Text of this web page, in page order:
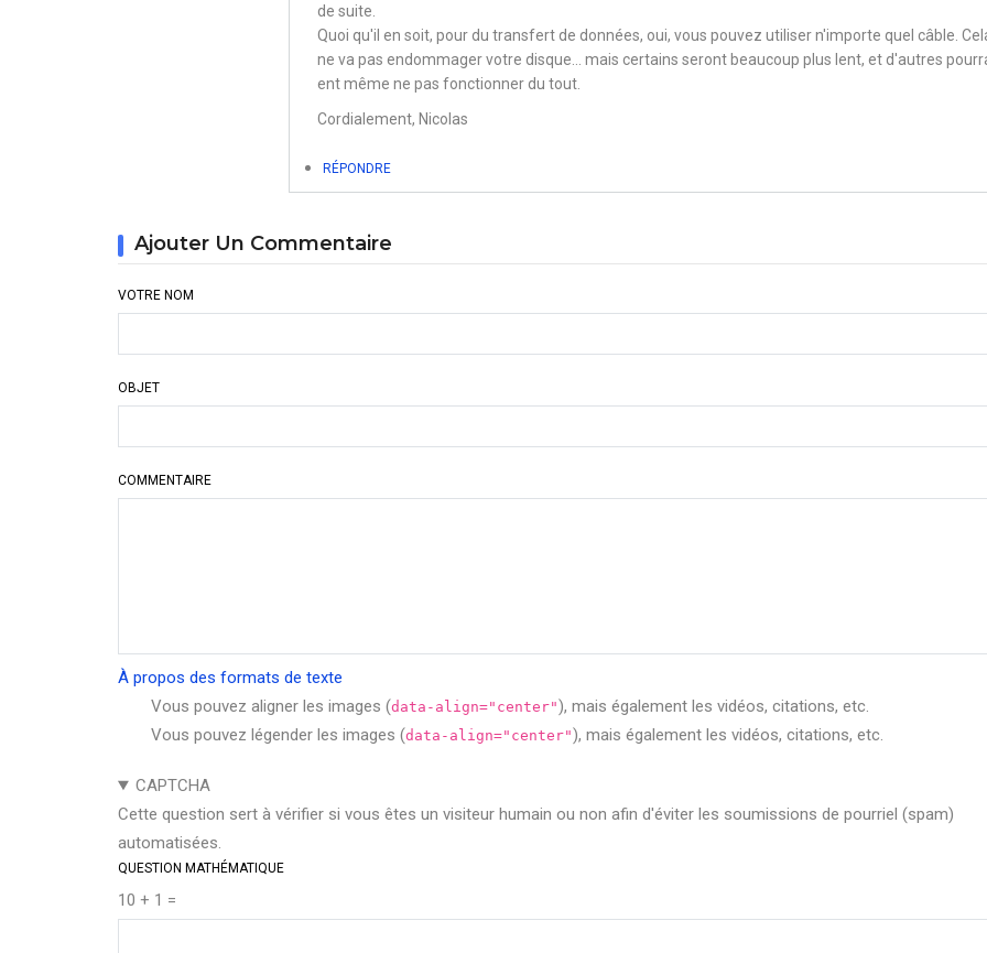
de suite.
Quoi qu'il en soit, pour du transfert de données, oui, vous pouvez utiliser n'importe quel câble.
ne va pas endommager votre disque... mais certains seront beaucoup plus lent, et d'autres
ent même ne pas fonctionner du tout.
Cordialement, Nicolas
RÉPONDRE
Ajouter Un Commentaire
VOTRE NOM
OBJET
COMMENTAIRE
À propos des formats de texte
Vous pouvez aligner les images (data-align="center"), mais également les vidéos, citations, etc.
Vous pouvez légender les images (data-align="center"), mais également les vidéos, citations, etc.
CAPTCHA
Cette question sert à vérifier si vous êtes un visiteur humain ou non afin d'éviter les soumissions de pourriel (spam)
automatisées.
QUESTION MATHÉMATIQUE
10 + 1 =